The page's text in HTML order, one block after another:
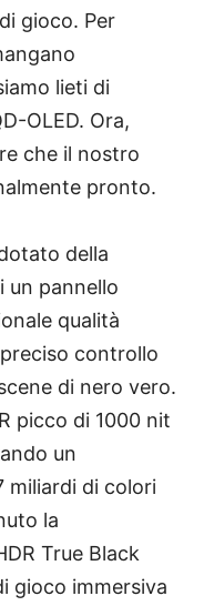
gioco. Per
lieti di
OLED. Ora,
che il nostro
pronto.
della
un pannello
qualità
controllo
di nero vero.
picco di 1000 nit
un
miliardi di colori
la
True Black
gioco immersiva